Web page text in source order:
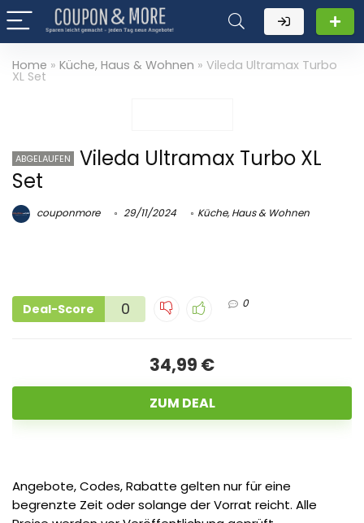
Home » Küche, Haus & Wohnen » Vileda Ultramax Turbo
XL Set
ABGELAUFEN
Vileda Ultramax Turbo XL
Set
couponmore 29/11/2024 Küche, Haus & Wohnen
Deal-Score 0 0
34,99 €
ZUM DEAL
Angebote, Codes, Rabatte gelten nur für eine
begrenzte Zeit oder solange der Vorrat reicht. Alle